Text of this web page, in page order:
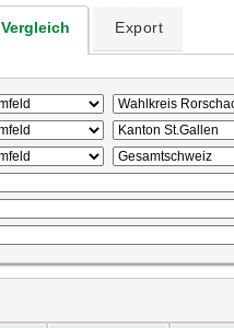
Vergleich Export